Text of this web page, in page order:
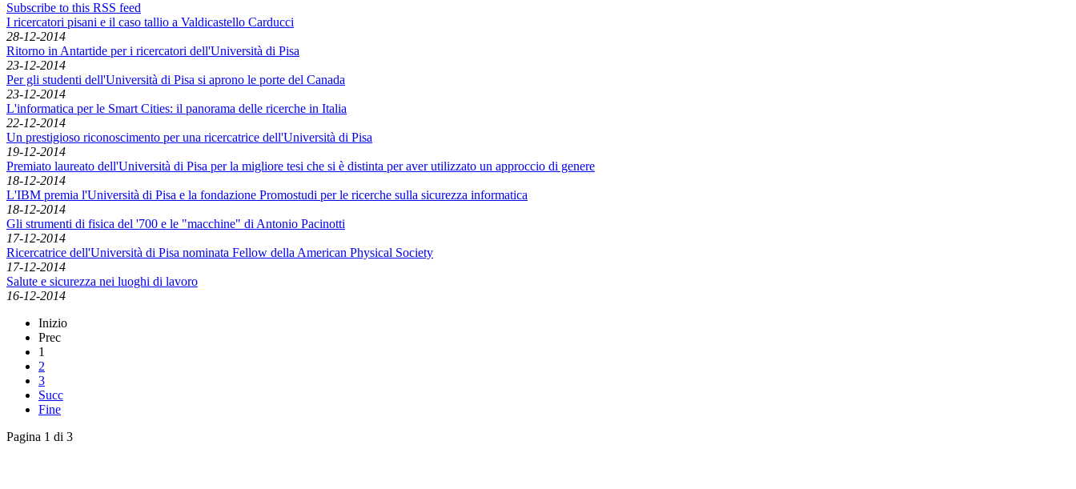
Subscribe to this RSS feed
I ricercatori pisani e il caso tallio a Valdicastello Carducci
28-12-2014
Ritorno in Antartide per i ricercatori dell'Università di Pisa
23-12-2014
Per gli studenti dell'Università di Pisa si aprono le porte del Canada
23-12-2014
L'informatica per le Smart Cities: il panorama delle ricerche in Italia
22-12-2014
Un prestigioso riconoscimento per una ricercatrice dell'Università di Pisa
19-12-2014
Premiato laureato dell'Università di Pisa per la migliore tesi che si è distinta per aver utilizzato un approccio di genere
18-12-2014
L'IBM premia l'Università di Pisa e la fondazione Promostudi per le ricerche sulla sicurezza informatica
18-12-2014
Gli strumenti di fisica del '700 e le "macchine" di Antonio Pacinotti
17-12-2014
Ricercatrice dell'Università di Pisa nominata Fellow della American Physical Society
17-12-2014
Salute e sicurezza nei luoghi di lavoro
16-12-2014
Inizio
Prec
1
2
3
Succ
Fine
Pagina 1 di 3